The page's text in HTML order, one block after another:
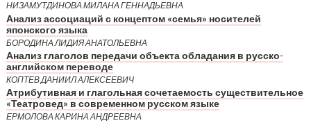
НИЗАМУТДИНОВА МИЛАНА ГЕННАДЬЕВНА
Анализ ассоциаций с концептом «семья» носителей
японского языка
БОРОДИНА ЛИДИЯ АНАТОЛЬЕВНА
Анализ глаголов передачи объекта обладания в русско-
английском переводе
КОПТЕВ ДАНИИЛ АЛЕКСЕЕВИЧ
Атрибутивная и глагольная сочетаемость существительное
«Театровед» в современном русском языке
ЕРМОЛОВА КАРИНА АНДРЕЕВНА